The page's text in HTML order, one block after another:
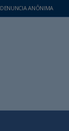
DENUNCIA ANÔNIMA